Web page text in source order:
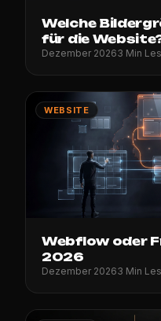
Welche
für die
Dezember 20263 Min
WEBSITE
Webflow oder
2026
Dezember 20263 Min